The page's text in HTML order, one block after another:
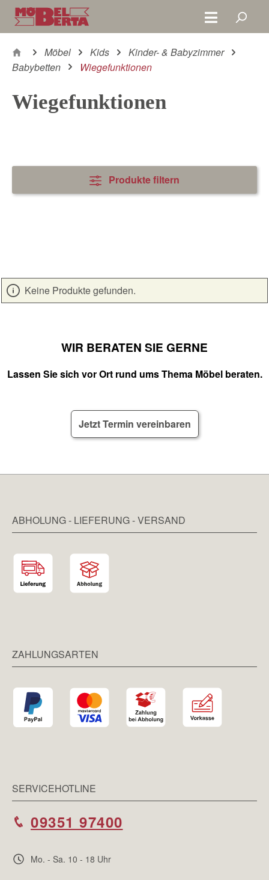
Zum Hauptinhalt springen
Möbel Kids
Kinder- & Babyzimmer
Babybetten
Wiegefunktionen
Wiegefunktionen
Produkte filtern
Keine Produkte gefunden.
WIR BERATEN SIE GERNE
Lassen Sie sich vor Ort rund ums Thema Möbel beraten.
Jetzt Termin vereinbaren
ABHOLUNG - LIEFERUNG - VERSAND
ZAHLUNGSARTEN
SERVICEHOTLINE
09351 97400
Mo. - Sa. 10 - 18 Uhr